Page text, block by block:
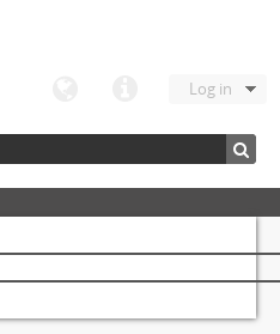
Log in